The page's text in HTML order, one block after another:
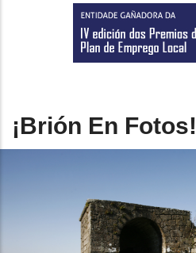
¡Brión En Fotos!